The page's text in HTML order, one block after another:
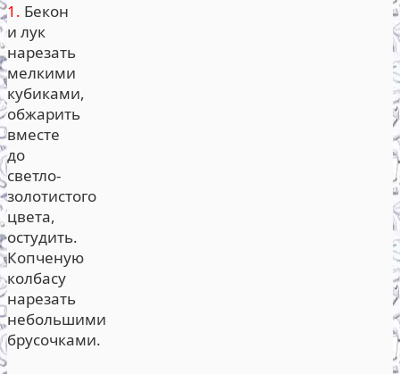
1. Бекон
и лук
нарезать
мелкими
кубиками,
обжарить
вместе
до
светло-
золотистого
цвета,
остудить.
Копченую
колбасу
нарезать
небольшими
брусочками.